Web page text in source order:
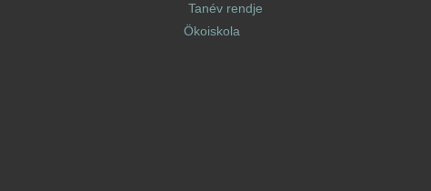
Tanév rendje
Ökoiskola